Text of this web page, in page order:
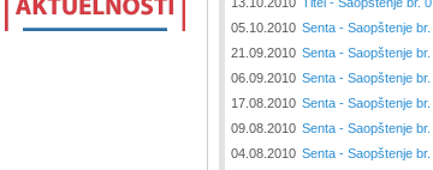
05.10.2010 Senta - Saopštenje
21.09.2010 Senta - Saopštenje
06.09.2010 Senta - Saopštenje
17.08.2010 Senta - Saopštenje
09.08.2010 Senta - Saopštenje
04.08.2010 Senta - Saopštenje